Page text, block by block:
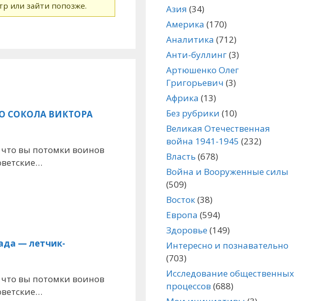
или зайти попозже.
СОКОЛА ВИКТОРА
вы потомки воинов
— летчик-
вы потомки воинов
Азия (34)
Америка (170)
Аналитика (712)
Анти-буллинг(3)
Артюшенко Олег
Григорьевич (3)
Африка (13)
Без рубрики (10)
Великая Отечественная
война 1941-1945 (232)
Власть (678)
Война и Вооруженные силы
(509)
Восток(38)
Европа (594)
Здоровье(149)
Интересно и познавательно
(703)
Исследование общественных
процессов (688)